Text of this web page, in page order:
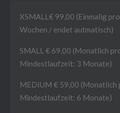
XSMALL€ 99,00 (Einmalig
Wochen / endet autmatisch)
SMALL € 69,00 (Monatlich
Mindestlaufzeit: 3 Monate)
MEDIUM € 59,00 (Monatlich
Mindestlaufzeit: 6 Monate)